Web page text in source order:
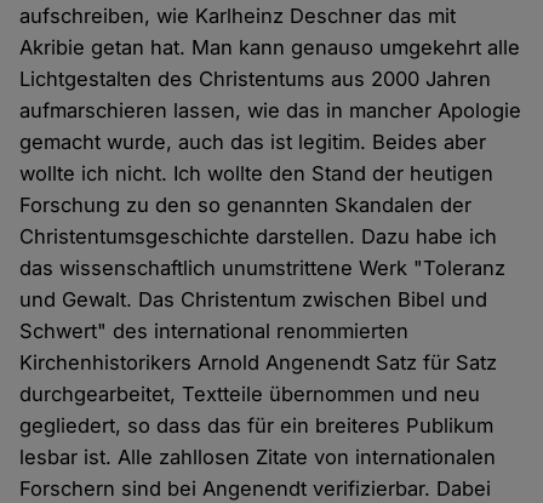
aufschreiben, wie Karlheinz Deschner das mit
Akribie getan hat. Man kann genauso umgekehrt alle
Lichtgestalten des Christentums aus 2000 Jahren
aufmarschieren lassen, wie das in mancher Apologie
gemacht wurde, auch das ist legitim. Beides aber
wollte ich nicht. Ich wollte den Stand der heutigen
Forschung zu den so genannten Skandalen der
Christentumsgeschichte darstellen. Dazu habe ich
das wissenschaftlich unumstrittene Werk "Toleranz
und Gewalt. Das Christentum zwischen Bibel und
Schwert" des international renommierten
Kirchenhistorikers Arnold Angenendt Satz für Satz
durchgearbeitet, Textteile übernommen und neu
gegliedert, so dass das für ein breiteres Publikum
lesbar ist. Alle zahllosen Zitate von internationalen
Forschern sind bei Angenendt verifizierbar. Dabei